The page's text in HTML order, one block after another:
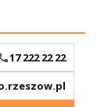
17 222 22 22